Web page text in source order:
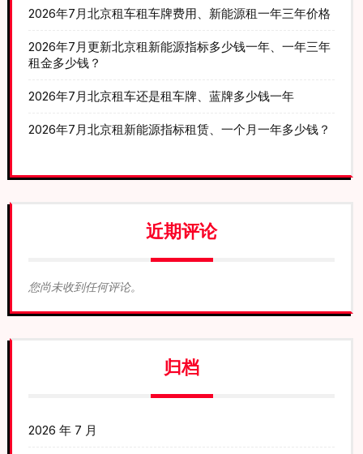
2026年7月北京租车租车牌费用、新能源租一年三年价格
2026年7月更新北京租新能源指标多少钱一年、一年三年
租金多少钱？
2026年7月北京租车还是租车牌、蓝牌多少钱一年
2026年7月北京租新能源指标租赁、一个月一年多少钱？
近期评论
您尚未收到任何评论。
归档
2026 年 7 月